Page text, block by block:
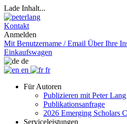
Lade Inhalt...
Kontakt
Anmelden
Mit Benutzername / Email Über Ihre
Einkaufswagen
de
en
fr
Für Autoren
Publizieren mit Peter
Publikationsanfrage
2026 Emerging Scholars
Serviceleistungen